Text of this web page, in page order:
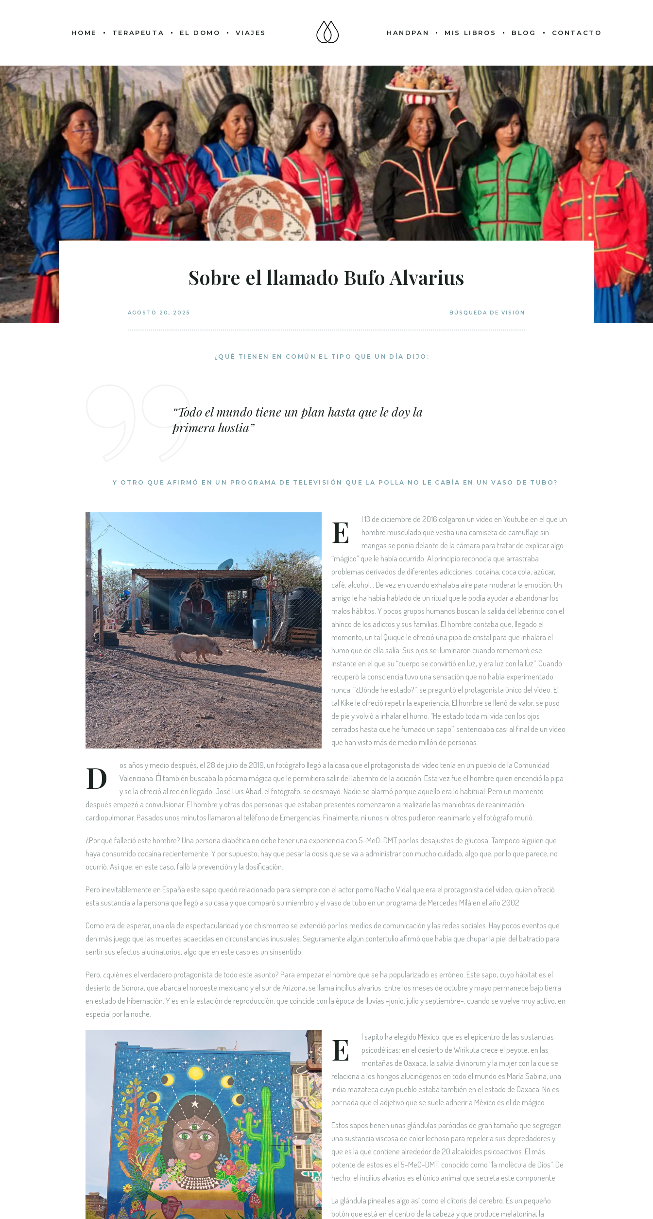
HOME TERAPEUTA
COMO TERAPEUTA
LUGARES EN LOS QUE
TRABAJO
FORMACIÓN
CÍRCULO DE
HOMBRES
PROYECTO «PAN Y
ROSAS»
PROYECTO «GRIAL»
EL DOMO VIAJES HANDPAN MIS LIBROS BLOG CONTACTO
Sobre el llamado Bufo Alvarius
AGOSTO 20, 2025 BÚSQUEDA DE VISIÓN
¿QUÉ TIENEN EN COMÚN EL TIPO QUE UN DÍA DIJO:
“Todo el mundo tiene un plan hasta que le doy la
primera hostia”
Y OTRO QUE AFIRMÓ EN UN PROGRAMA DE TELEVISIÓN QUE LA POLLA NO LE CABÍA EN UN VASO DE TUBO?
E
l 13 de diciembre de 2016 colgaron un vídeo en Youtube en el que un
hombre musculado que vestía una camiseta de camuflaje sin
mangas se ponía delante de la cámara para tratar de explicar algo
“mágico” que le había ocurrido. Al principio reconocía que arrastraba
problemas derivados de diferentes adicciones: cocaína, coca cola, azúcar,
café, alcohol... De vez en cuando exhalaba aire para moderar la emoción. Un
amigo le ha había hablado de un ritual que le podía ayudar a abandonar los
malos hábitos. Y pocos grupos humanos buscan la salida del laberinto con el
ahínco de los adictos y sus familias. El hombre contaba que, llegado el
momento, un tal Quique le ofreció una pipa de cristal para que inhalara el
humo que de ella salía. Sus ojos se iluminaron cuando rememoró ese
instante en el que su “cuerpo se convirtió en luz, y era luz con la luz”. Cuando
recuperó la consciencia tuvo una sensación que no había experimentado
nunca. “¿Dónde he estado?”, se preguntó el protagonista único del vídeo. El
tal Kike le ofreció repetir la experiencia. El hombre se llenó de valor, se puso
de pie y volvió a inhalar el humo. “He estado toda mi vida con los ojos
cerrados hasta que he fumado un sapo”, sentenciaba casi al final de un vídeo
que han visto más de medio millón de personas.
D
os años y medio después, el 28 de julio de 2019, un fotógrafo llegó a la casa que el protagonista del vídeo tenía en un pueblo de la Comunidad
Valenciana. Él también buscaba la pócima mágica que le permitiera salir del laberinto de la adicción. Esta vez fue el hombre quien encendió la pipa
y se la ofreció al recién llegado. José Luis Abad, el fotógrafo, se desmayó. Nadie se alarmó porque aquello era lo habitual. Pero un momento
después empezó a convulsionar. El hombre y otras dos personas que estaban presentes comenzaron a realizarle las maniobras de reanimación
cardiopulmonar. Pasados unos minutos llamaron al teléfono de Emergencias. Finalmente, ni unos ni otros pudieron reanimarlo y el fotógrafo murió.
¿Por qué falleció este hombre? Una persona diabética no debe tener una experiencia con 5-MeO-DMT por los desajustes de glucosa. Tampoco alguien que
haya consumido cocaína recientemente. Y por supuesto, hay que pesar la dosis que se va a administrar con mucho cuidado, algo que, por lo que parece, no
ocurrió. Así que, en este caso, falló la prevención y la dosificación.
Pero inevitablemente en España este sapo quedó relacionado para siempre con el actor porno Nacho Vidal que era el protagonista del vídeo, quien ofreció
esta sustancia a la persona que llegó a su casa y que comparó su miembro y el vaso de tubo en un programa de Mercedes Milá en el año 2002.
Como era de esperar, una ola de espectacularidad y de chismorreo se extendió por los medios de comunicación y las redes sociales. Hay pocos eventos que
den más juego que las muertes acaecidas en circunstancias inusuales. Seguramente algún contertulio afirmó que había que chupar la piel del batracio para
sentir sus efectos alucinatorios, algo que en este caso es un sinsentido.
Pero, ¿quién es el verdadero protagonista de todo este asunto? Para empezar el nombre que se ha popularizado es erróneo. Este sapo, cuyo hábitat es el
desierto de Sonora, que abarca el noroeste mexicano y el sur de Arizona, se llama incilius alvarius. Entre los meses de octubre y mayo permanece bajo tierra
en estado de hibernación. Y es en la estación de reproducción, que coincide con la época de lluvias -junio, julio y septiembre-, cuando se vuelve muy activo, en
especial por la noche.
E
l sapito ha elegido México, que es el epicentro de las sustancias
psicodélicas: en el desierto de Wirikuta crece el peyote, en las
montañas de Oaxaca, la salvia divinorum y la mujer con la que se
relaciona a los hongos alucinógenos en todo el mundo es María Sabina, una
india mazateca cuyo pueblo estaba también en el estado de Oaxaca. No es
por nada que el adjetivo que se suele adherir a México es el de mágico.
Estos sapos tienen unas glándulas parótidas de gran tamaño que segregan
una sustancia viscosa de color lechoso para repeler a sus depredadores y
que es la que contiene alrededor de 20 alcaloides psicoactivos. El más
potente de estos es el 5-MeO-DMT, conocido como “la molécula de Dios”. De
hecho, el incilius alvarius es el único animal que secreta este componente.
La glándula pineal es algo así como el clítoris del cerebro. Es un pequeño
botón que está en el centro de la cabeza y que produce melatonina, la